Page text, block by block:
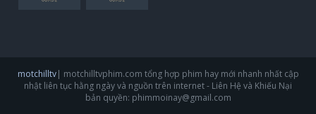
motchilltv| motchilltvphim.com tổng hợp phim hay mới nhanh nhất cập
nhật liên tục hằng ngày và nguồn trên internet - Liên Hệ và Khiếu Nại
bản quyền: phimmoinay@gmail.com